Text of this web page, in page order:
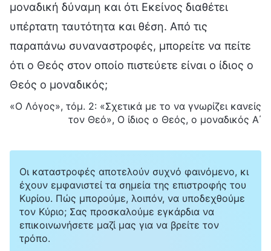
μοναδική δύναμη και ότι Εκείνος διαθέτει
υπέρτατη ταυτότητα και θέση. Από τις
παραπάνω συναναστροφές, μπορείτε να πείτε
ότι ο Θεός στον οποίο πιστεύετε είναι ο ίδιος ο
Θεός ο μοναδικός;
«Ο Λόγος», τόμ. 2: «Σχετικά με το να γνωρίζει κανείς
τον Θεό», Ο ίδιος ο Θεός, ο μοναδικός Α΄
Οι καταστροφές αποτελούν συχνό φαινόμενο, κι
έχουν εμφανιστεί τα σημεία της επιστροφής του
Κυρίου. Πώς μπορούμε, λοιπόν, να υποδεχθούμε
τον Κύριο; Σας προσκαλούμε εγκάρδια να
επικοινωνήσετε μαζί μας για να βρείτε τον
τρόπο.